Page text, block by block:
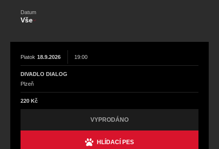
Datum
Vše
Piatok 18.9.2026 19:00
DIVADLO DIALOG
Plzeň
220 Kč
VYPRODÁNO
HLÍDACÍ PES
djkt